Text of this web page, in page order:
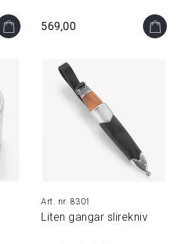
569,00
8301
Liten gangar slirekniv